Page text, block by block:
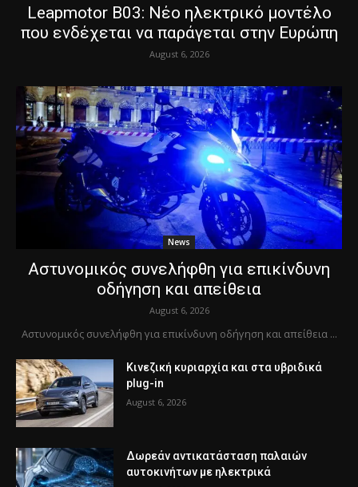
Leapmotor B03: Νέο ηλεκτρικό μοντέλο
που ενδέχεται να παράγεται στην Ευρώπη
August 6, 2026
News
Αστυνομικός συνελήφθη για επικίνδυνη
οδήγηση και απείθεια
August 6, 2026
Αστυνομικός συνελήφθη για επικίνδυνη οδήγηση και απείθεια ...
Κινεζική κυριαρχία και στα υβριδικά
plug-in
August 6, 2026
Δωρεάν αντικατάσταση παλαιών
αυτοκινήτων με ηλεκτρικά